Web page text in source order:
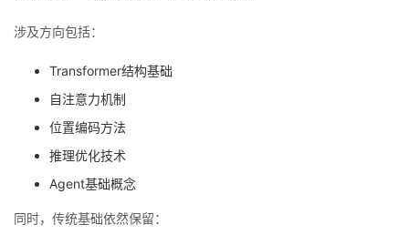
堂
我
课
的
我
我
的
术
我
云
涉及方向包括：
Transformer结构基础
自注意力机制
位置编码方法
推理优化技术
Agent基础概念
同时，传统基础依然保留：